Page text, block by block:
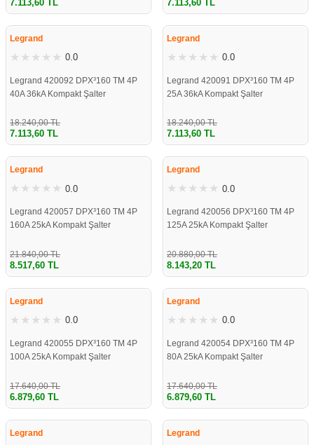
7.113,60 TL
7.113,60 TL
%61
Legrand
0.0
Legrand 420092 DPX³160 TM 4P
40A 36kA Kompakt Şalter
18.240,00 TL
7.113,60 TL
%61
Legrand
0.0
Legrand 420091 DPX³160 TM 4P
25A 36kA Kompakt Şalter
18.240,00 TL
7.113,60 TL
%61
Legrand
0.0
Legrand 420057 DPX³160 TM 4P
160A 25kA Kompakt Şalter
21.840,00 TL
8.517,60 TL
%61
Legrand
0.0
Legrand 420056 DPX³160 TM 4P
125A 25kA Kompakt Şalter
20.880,00 TL
8.143,20 TL
%61
Legrand
0.0
Legrand 420055 DPX³160 TM 4P
100A 25kA Kompakt Şalter
17.640,00 TL
6.879,60 TL
%61
Legrand
0.0
Legrand 420054 DPX³160 TM 4P
80A 25kA Kompakt Şalter
17.640,00 TL
6.879,60 TL
%61
Legrand
%61
Legrand